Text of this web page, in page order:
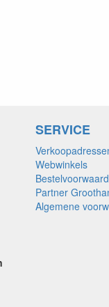
SERVICE
Webwinkels
Partner
Algemene